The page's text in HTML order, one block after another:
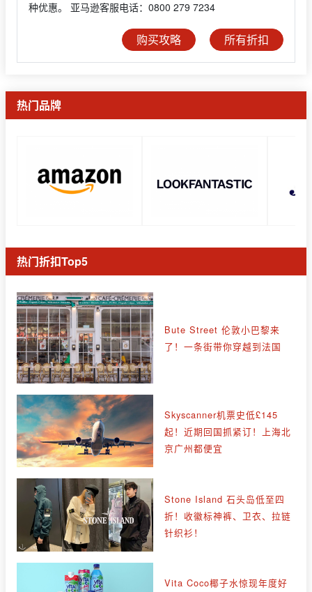
种优惠。 亚马逊客服电话：0800 279 7234
购买攻略 所有折扣
热门品牌
热门折扣Top5
Bute Street 伦敦小巴黎来
了！一条街带你穿越到法国
Skyscanner机票史低£145
起！近期回国抓紧订！上海北
京广州都便宜
Stone Island 石头岛低至四
折！收徽标神裤、卫衣、拉链
针织衫！
Vita Coco椰子水惊现年度好